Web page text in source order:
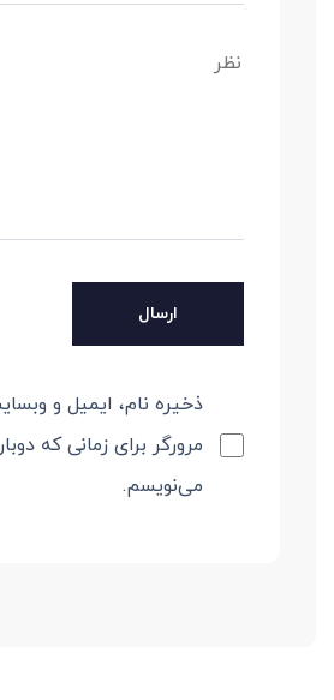
ذخیره نام، ایمیل و
مرورگر برای زمانی که
می‌نویسم.